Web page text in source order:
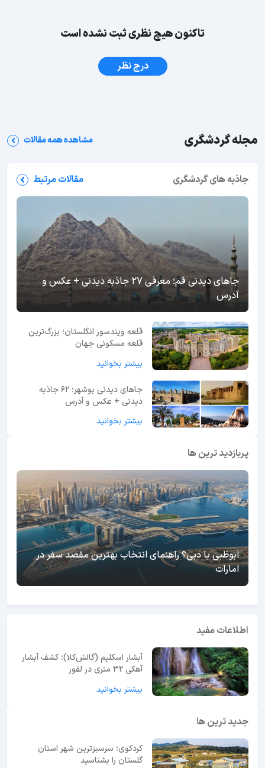
تاکنون هیچ نظری ثبت نشده است
درج نظر
مجله گردشگری مشاهده همه مقالات
جاذبه های گردشگری مقالات مرتبط
جاهای دیدنی قم؛ معرفی 27 جاذبه دیدنی + عکس و
آدرس
قلعه ویندسور انگلستان؛ بزرگ‌ترین
قلعه مسکونی جهان
بیشتر بخوانید
جاهای دیدنی بوشهر؛ 62 جاذبه
دیدنی + عکس و آدرس
بیشتر بخوانید
پربازدید ترین ها
ابوظبی یا دبی؟ راهنمای انتخاب بهترین مقصد سفر در
امارات
اطلاعات مفید
آبشار اسکلیم (گالش‌کلا)؛ کشف آبشار
آهکی ۳۲ متری در لفور
بیشتر بخوانید
جدید ترین ها
کردکوی؛ سرسبزترین شهر استان
گلستان را بشناسید